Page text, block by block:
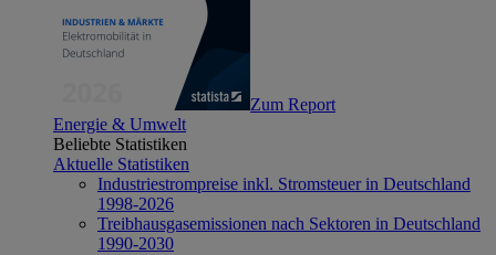
Zum Report
Energie & Umwelt
Beliebte Statistiken
Aktuelle Statistiken
Industriestrompreise inkl. Stromsteuer in Deutschland
1998-2026
Treibhausgasemissionen nach Sektoren in Deutschland
1990-2030